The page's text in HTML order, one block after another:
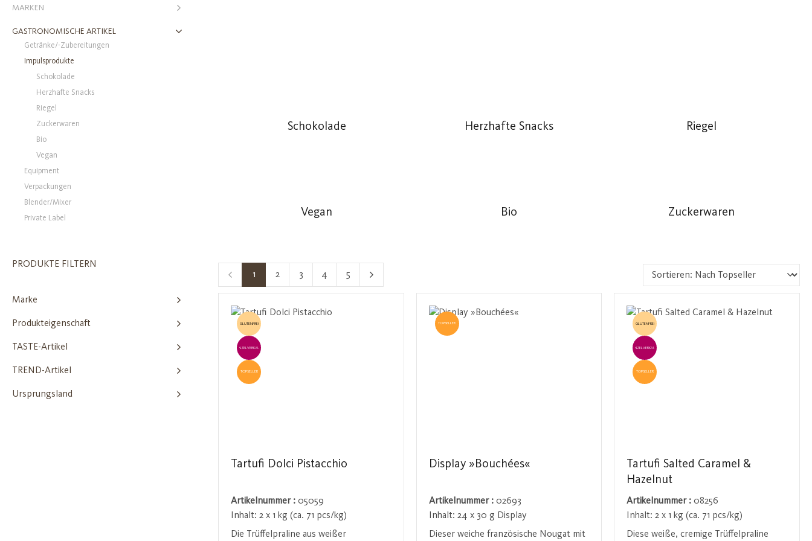
MARKEN
GASTRONOMISCHE ARTIKEL
Getränke/-Zubereitungen
Impulsprodukte
Schokolade
Herzhafte Snacks
Riegel
Zuckerwaren
Bio
Vegan
Equipment
Verpackungen
Blender/Mixer
Private Label
PRODUKTE FILTERN
Marke
Produkteigenschaft
TASTE-Artikel
TREND-Artikel
Ursprungsland
Schokolade Herzhafte Snacks Riegel
Vegan Bio Zuckerwaren
Seite
1 Seite
2 Seite
3 Seite
4 Seite
5
GLUTENFREI
EINZELVERKAUF
TOPSELLER
Tartufi Dolci Pistacchio
Artikelnummer : 05059
Inhalt: 2 x 1 kg (ca. 71 pcs/kg)
Die Trüffelpraline aus weißer
TOPSELLER
Display »Bouchées«
Artikelnummer : 02693
Inhalt: 24 x 30 g Display
Dieser weiche französische Nougat mit
GLUTENFREI
EINZELVERKAUF
TOPSELLER
Tartufi Salted Caramel &
Hazelnut
Artikelnummer :08256
Inhalt:2 x 1 kg (ca. 71 pcs/kg)
Diese weiße, cremige Trüffelpraline